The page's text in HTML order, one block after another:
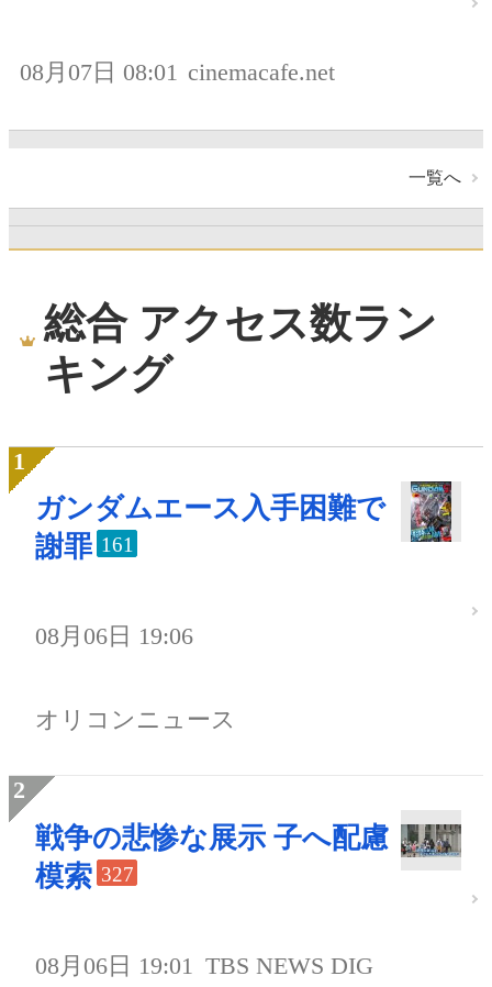
08月07日 08:01 cinemacafe.net
一覧へ
総合 アクセス数ラン
キング
ガンダムエース入手困難で
謝罪 161
08月06日 19:06
オリコンニュース
戦争の悲惨な展示 子へ配慮
模索 327
08月06日 19:01 TBS NEWS DIG